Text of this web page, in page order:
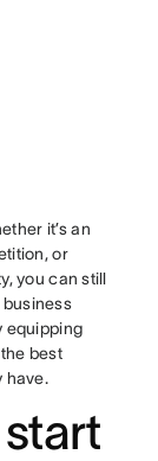
it’s an
or
you can still
equipping
best
have.